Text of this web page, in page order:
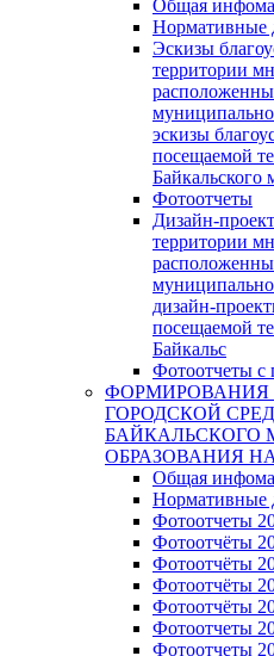
Общая
Нормативные
Эскизы
территории
эскизы
посещаемой
Байкальского
Фотоотчеты
Дизайн-
территории
дизайн-
посещаемой
Байкальс
Фотоотчеты с
ФОРМИРОВАНИЯ
ГОРОДСКОЙ
БАЙКАЛЬСКОГО
ОБРАЗОВАНИЯ НА
Общая
Нормативные
Фотоотчеты
Фотоотчёты
Фотоотчёты
Фотоотчёты
Фотоотчёты
Фотоотчеты
Фотоотчеты